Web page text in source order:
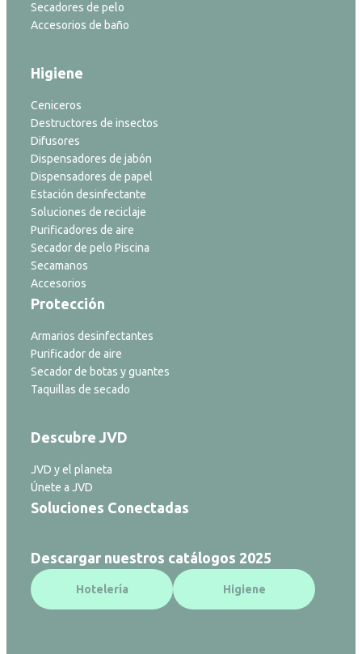
Secadores de pelo
Accesorios de baño
Higiene
Ceniceros
Destructores de insectos
Difusores
Dispensadores de jabón
Dispensadores de papel
Estación desinfectante
Soluciones de reciclaje
Purificadores de aire
Secador de pelo Piscina
Secamanos
Accesorios
Protección
Armarios desinfectantes
Purificador de aire
Secador de botas y guantes
Taquillas de secado
Descubre JVD
JVD y el planeta
Únete a JVD
Soluciones Conectadas
Descargar nuestros catálogos 2025
Hotelería Higiene